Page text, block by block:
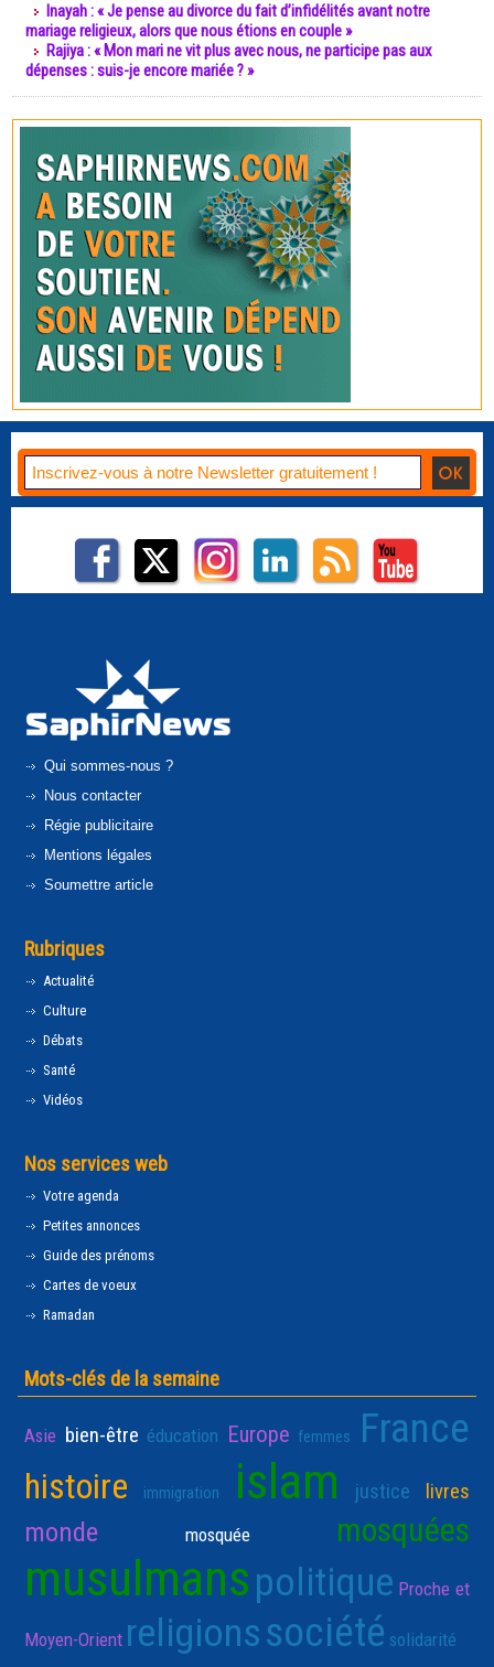
Inayah : « Je pense au divorce du fait d’infidélités avant notre
mariage religieux, alors que nous étions en couple »
Rajiya : « Mon mari ne vit plus avec nous, ne participe pas aux
dépenses : suis-je encore mariée ? »
Qui sommes-nous ?
Nous contacter
Régie publicitaire
Mentions légales
Soumettre article
Rubriques
Actualité
Culture
Débats
Santé
Vidéos
Nos services web
Votre agenda
Petites annonces
Guide des prénoms
Cartes de voeux
Ramadan
Mots-clés de la semaine
Asie bien-être éducation Europe femmes France
histoire immigration islam justice livres
monde mosquée mosquées
musulmanspolitique Proche et
Moyen-Orient religionssociété solidarité